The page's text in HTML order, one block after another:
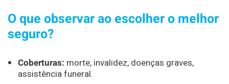
O que observar ao escolher o melhor
seguro?
Coberturas: morte, invalidez, doenças graves,
assistência funeral.